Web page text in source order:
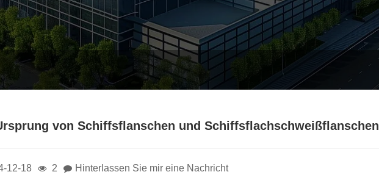
von Schiffsflanschen und Schiffsflachschweißflanschen
12-18 2 Hinterlassen Sie mir eine Nachricht